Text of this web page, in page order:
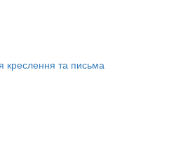
креслення та письма